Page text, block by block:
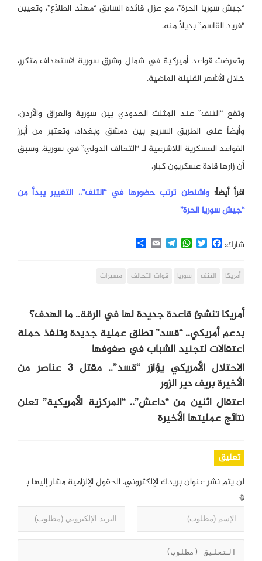
“جيش سوريا الحرة”، مع عزل قائده السابق “مهنّد الطلّاع”، وتعيين
“فريد القاسم” بديلاً منه.
وتعرضت قواعد أميركية في شمال وشرق سورية لاستهداف متكرر،
خلال الأشهر القليلة الماضية.
وتقع “التنف” عند المثلث الحدودي بين سورية والعراق والأردن،
وأيضاً على الطريق السريع بين دمشق وبغداد، وتعتبر من أبرز
القواعد العسكرية اللاشرعية لـ “التحالف الدولي” في سورية، وسبق
أن زارها قادة عسكريون كبار.
اقرأ أيضاً:واشنطن ترتب حضورها في “التنف”.. التغيير يبدأ من
“جيش سوريا الحرة”
شارك: Facebook
Twitter
WhatsApp
Telegram
Email
Share
أمريكا التنف سوريا قوات التحالف مسيرات
أمريكا تنشئ قاعدة جديدة لها في الرقة.. ما الهدف؟
بدعم أمريكي.. “قسد” تطلق عملية جديدة وتنفذ حملة
اعتقالات لتجنيد الشباب في صفوفها
الاحتلال الأمريكي يؤازر “قسد”.. مقتل 3 عناصر من
الأخيرة بريف دير الزور
اعتقال اثنين من “داعش”.. “المركزية الأمريكية” تعلن
نتائج عمليتها الأخيرة
تعليق
لن يتم نشر عنوان بريدك الإلكتروني. الحقول الإلزامية مشار إليها بـ
*